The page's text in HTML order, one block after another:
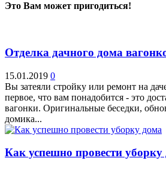
Это Вам может пригодиться!
Отделка дачного дома
15.01.2019 0
Вы затеяли стройку или ремонт на
первое, что вам понадобится - это
вагонки. Оригинальные беседки,
домика...
Как успешно провести уборку